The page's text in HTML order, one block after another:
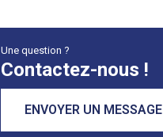
Une question ?
Contactez-nous !
ENVOYER UN MESSAGE